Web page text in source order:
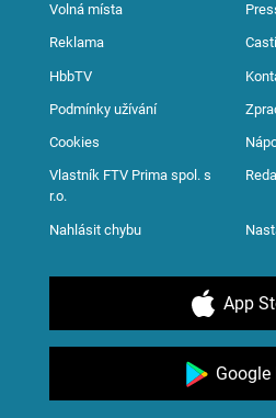
Volná místa
Reklama
HbbTV
Podmínky užívání
Cookies
Vlastník FTV Prima spol. s
r.o.
Nahlásit chybu
App
Google